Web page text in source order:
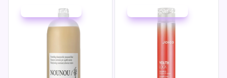
Udsalg - spar 43 % Udsalg - spar 42 %